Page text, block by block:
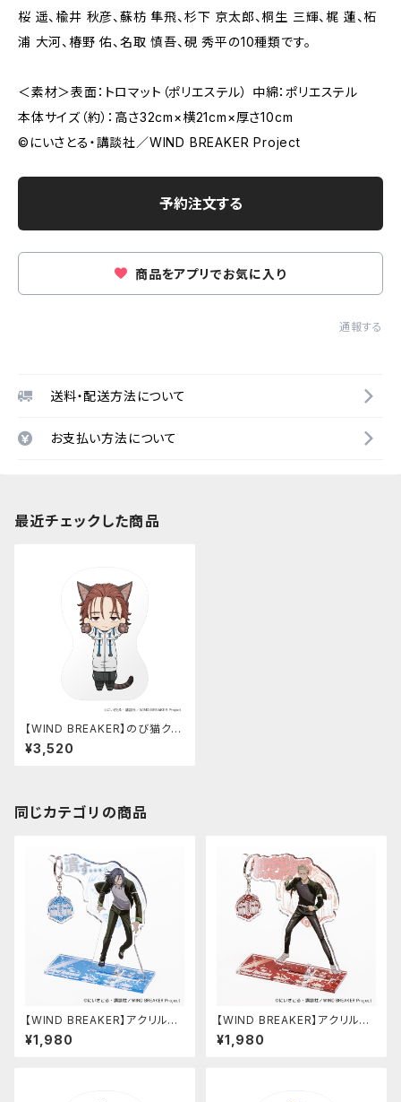
桜 遥、楡井 秋彦、蘇枋 隼飛、杉下 京太郎、桐生 三輝、梶 蓮、柘
浦 大河、椿野 佑、名取 慎吾、硯 秀平の10種類です。
＜素材＞表面：トロマット（ポリエステル） 中綿：ポリエステル
本体サイズ（約）：高さ32cm×横21cm×厚さ10cm
©にいさとる・講談社／WIND BREAKER Project
予約注文する
商品をアプリでお気に入り
通報する
送料・配送方法について
お支払い方法について
最近チェックした商品
【WIND BREAKER】のび猫クッ
ション（名取 慎吾）
¥3,520
同じカテゴリの商品
【WIND BREAKER】アクリルキ
ーハンガー（杉下 京太郎）
¥1,980
【WIND BREAKER】アクリルキ
ーハンガー（柊 登馬）
¥1,980